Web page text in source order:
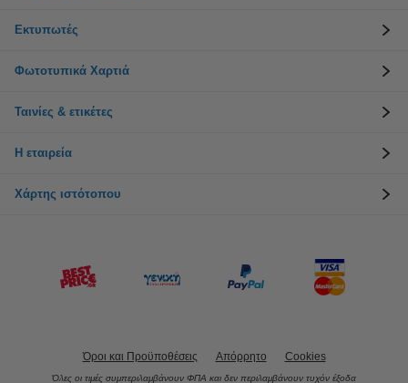
Εκτυπωτές
Φωτοτυπικά Χαρτιά
Ταινίες & ετικέτες
Η εταιρεία
Χάρτης ιστότοπου
Όροι και Προϋποθέσεις Απόρρητο Cookies
Όλες οι τιμές συμπεριλαμβάνουν ΦΠΑ και δεν περιλαμβάνουν τυχόν έξοδα